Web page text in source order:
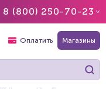
8 (800) 250-70-23
Оплатить Магазины